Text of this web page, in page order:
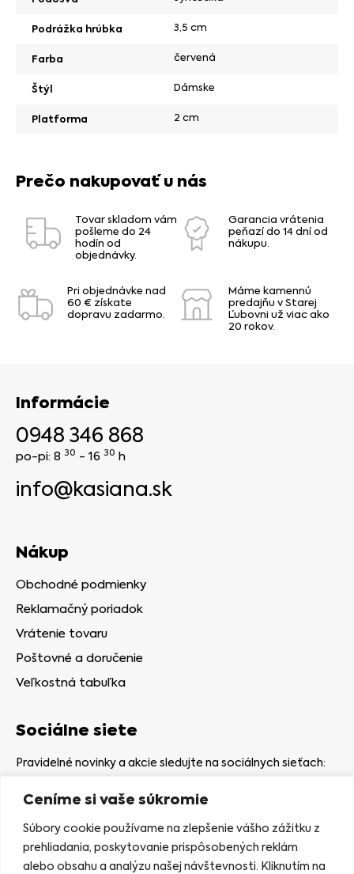
Ceníme si vaše súkromie
Súbory cookie používame na zlepšenie vášho zážitku z
prehliadania, poskytovanie prispôsobených reklám
alebo obsahu a analýzu našej návštevnosti. Kliknutím na
Podrážka hrúbka 3,5 cm
Farba červená
Štýl Dámske
Platforma 2 cm
Prečo nakupovať u nás
Tovar skladom vám
pošleme do 24
hodín od
objednávky.
Garancia vrátenia
peňazí do 14 dní od
nákupu.
Pri objednávke nad
60 € získate
dopravu zadarmo.
Máme kamennú
predajňu v Starej
Ľubovni už viac ako
20 rokov.
Informácie
0948 346 868
po-pi: 8 30 - 16 30 h
info@kasiana.sk
Nákup
Obchodné podmienky
Reklamačný poriadok
Vrátenie tovaru
Poštovné a doručenie
Veľkostná tabuľka
Sociálne siete
Pravidelné novinky a akcie sledujte na sociálnych sieťach: